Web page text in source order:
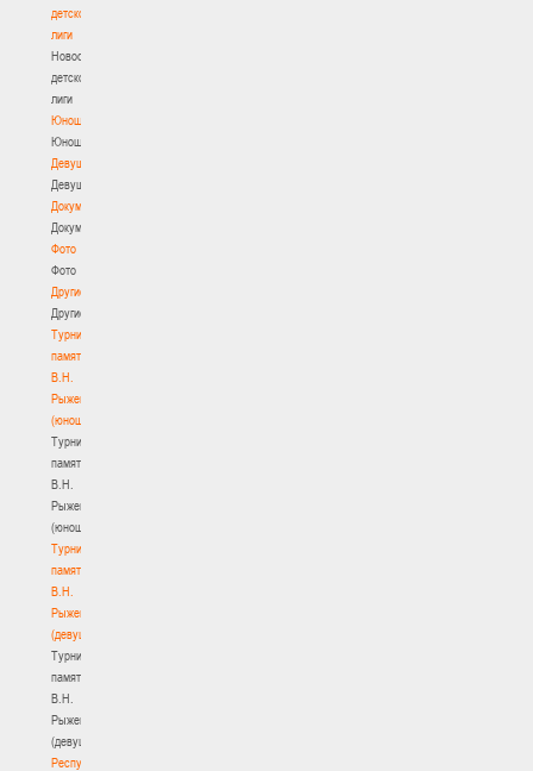
детской
лиги
Новости
детской
лиги
Юноши
Юноши
Девушки
Девушки
Документы
Документы
Фото
Фото
Другие
Другие
Турнир
памяти
В.Н.
Рыженкова
(юноши)
Турнир
памяти
В.Н.
Рыженкова
(юноши)
Турнир
памяти
В.Н.
Рыженкова
(девушки)
Турнир
памяти
В.Н.
Рыженкова
(девушки)
Республиканские